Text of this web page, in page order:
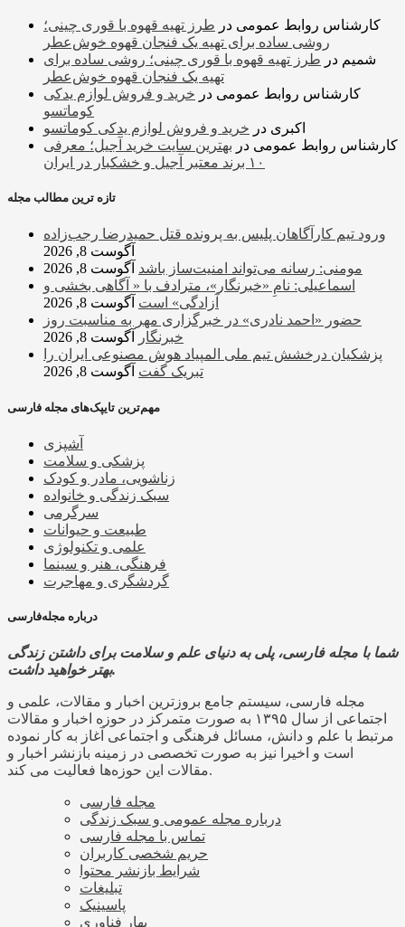
کارشناس روابط عمومی در طرز تهیه قهوه با قوری چینی؛
روشی ساده برای تهیه یک فنجان قهوه خوش‌عطر
شمیم در طرز تهیه قهوه با قوری چینی؛ روشی ساده برای
تهیه یک فنجان قهوه خوش‌عطر
کارشناس روابط عمومی در خرید و فروش لوازم یدکی
کوماتسو
اکبری در خرید و فروش لوازم یدکی کوماتسو
کارشناس روابط عمومی در بهترین سایت خرید آجیل؛ معرفی
۱۰ برند معتبر آجیل و خشکبار در ایران
تازه ترین مطالب مجله
ورود تیم کارآگاهان پلیس به پرونده قتل حمیدرضا رجب‌زاده
آگوست 8, 2026
مومنی: رسانه می‌تواند امنیت‌ساز باشد آگوست 8, 2026
اسماعیلی: نامِ «خبرنگار»، مترادف با « آگاهی بخشی و
آزادگی» است آگوست 8, 2026
حضور «احمد نادری» در خبرگزاری مهر به مناسبت روز
خبرنگار
آگوست 8, 2026
پزشکیان درخشش تیم ملی المپیاد هوش مصنوعی ایران را
تبریک گفت آگوست 8, 2026
مهم‌ترین تایپک‌های مجله فارسی
آشپزی
پزشکی و سلامت
زناشویی، مادر و کودک
سبک زندگی و خانواده
سرگرمی
طبیعت و حیوانات
علمی و تکنولوژی
فرهنگی، هنر و سینما
گردشگری و مهاجرت
درباره مجله‌فارسی
شما با مجله فارسی، پلی به دنیای علم و سلامت برای داشتن زندگی
بهتر خواهید داشت.
مجله فارسی، سیستم جامع بروزترین اخبار و مقالات، علمی و
اجتماعی از سال ۱۳۹۵ به صورت متمرکز در حوزه اخبار و مقالات
مرتبط با علم و دانش، مسائل فرهنگی و اجتماعی آغاز به کار نموده
است و اخیرا نیز به صورت تخصصی در زمینه بازنشر اخبار و
مقالات این حوزه‌ها فعالیت می کند.
مجله فارسی
درباره مجله عمومی و سبک زندگی
تماس با مجله فارسی
حریم شخصی کاربران
شرایط بازنشر محتوا
تبلیغات
پاسینیک
بهار فناوری